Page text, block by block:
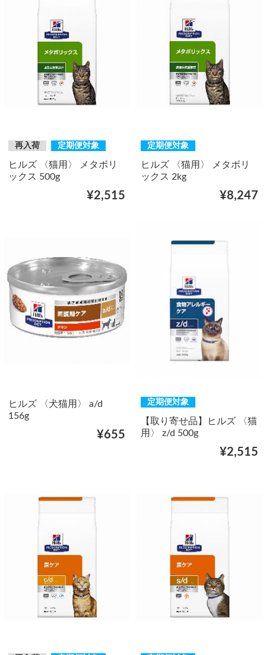
再入荷 定期便対象
ヒルズ 〈猫用〉 メタボリ
ックス 500g
¥2,515
定期便対象
ヒルズ 〈猫用〉 メタボリ
ックス 2kg
¥8,247
ヒルズ 〈犬猫用〉 a/d
156g
¥655
定期便対象
【取り寄せ品】ヒルズ 〈猫
用〉 z/d 500g
¥2,515